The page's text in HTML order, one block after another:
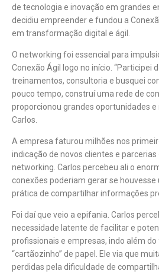
de tecnologia e inovação em grandes
decidiu empreender e fundou a
em transformação digital e ágil.
O networking foi essencial para
Conexão Ágil logo no início. “Participei
treinamentos, consultoria e busquei
pouco tempo, construí uma rede de
proporcionou grandes oportunidades e
Carlos.
A empresa faturou milhões nos
indicação de novos clientes e
networking. Carlos percebeu ali o
conexões poderiam gerar se
prática de compartilhar informações
Foi daí que veio a epifania. Carlos
necessidade latente de facilitar e
profissionais e empresas, indo além
“cartãozinho” de papel. Ele via que
perdidas pela dificuldade de